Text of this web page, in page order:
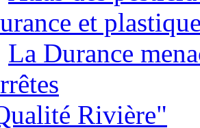
et
La Durance
Rivière"